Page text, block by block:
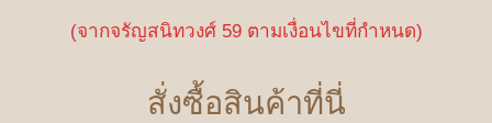
(จากจรัญสนิทวงศ์ 59 ตามเงื่อนไขที่กำหนด)
สั่งซื้อสินค้าที่นี่